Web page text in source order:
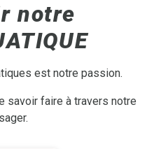
notre
est notre passion.
savoir faire à travers notre